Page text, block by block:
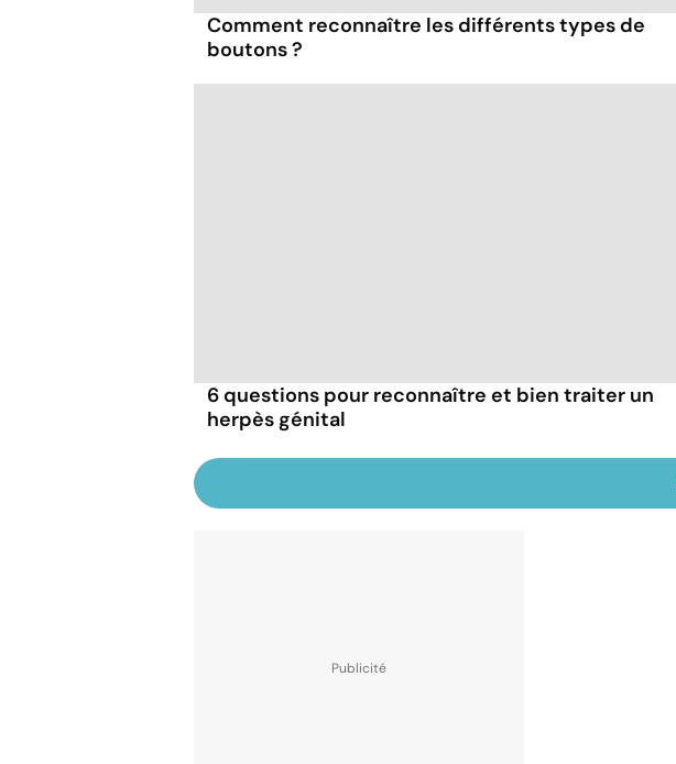
Comment reconnaître les différents types de
boutons ?
6 questions pour reconnaître et bien traiter un
herpès génital